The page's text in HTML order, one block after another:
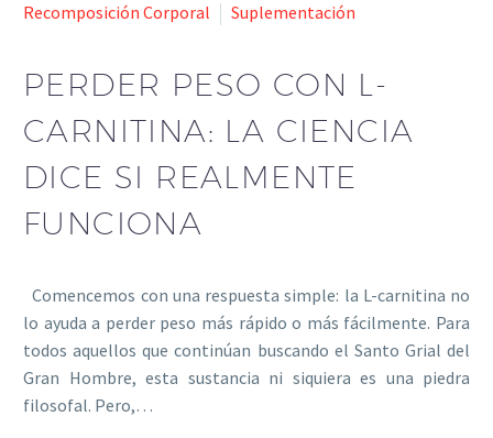
Recomposición Corporal
Suplementación
PERDER PESO CON L-
CARNITINA: LA CIENCIA
DICE SI REALMENTE
FUNCIONA
Comencemos con una respuesta simple: la L-carnitina no
lo ayuda a perder peso más rápido o más fácilmente. Para
todos aquellos que continúan buscando el Santo Grial del
Gran Hombre, esta sustancia ni siquiera es una piedra
filosofal. Pero,…